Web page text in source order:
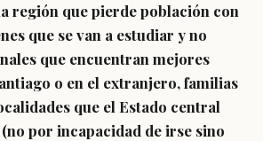
región que pierde población con
que se van a estudiar y no
que encuentran mejores
o en el extranjero, familias
que el Estado central
por incapacidad de irse sino